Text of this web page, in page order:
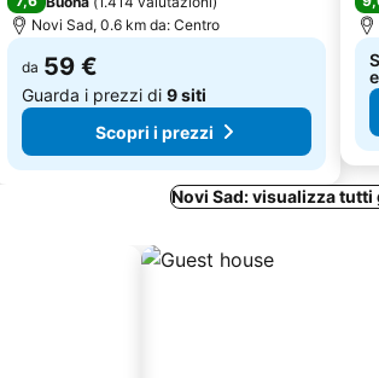
Novi Sad, 0.6 km da: Centro
da 59 €
Guarda i prezzi di 9 siti
Scopri i prezzi
Novi Sad: visualizza tutti